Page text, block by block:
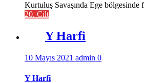
Kurtuluş Savaşında Ege
20. Cilt
Y Harfi
10 Mayıs 2021 admin 0
Y Harfi